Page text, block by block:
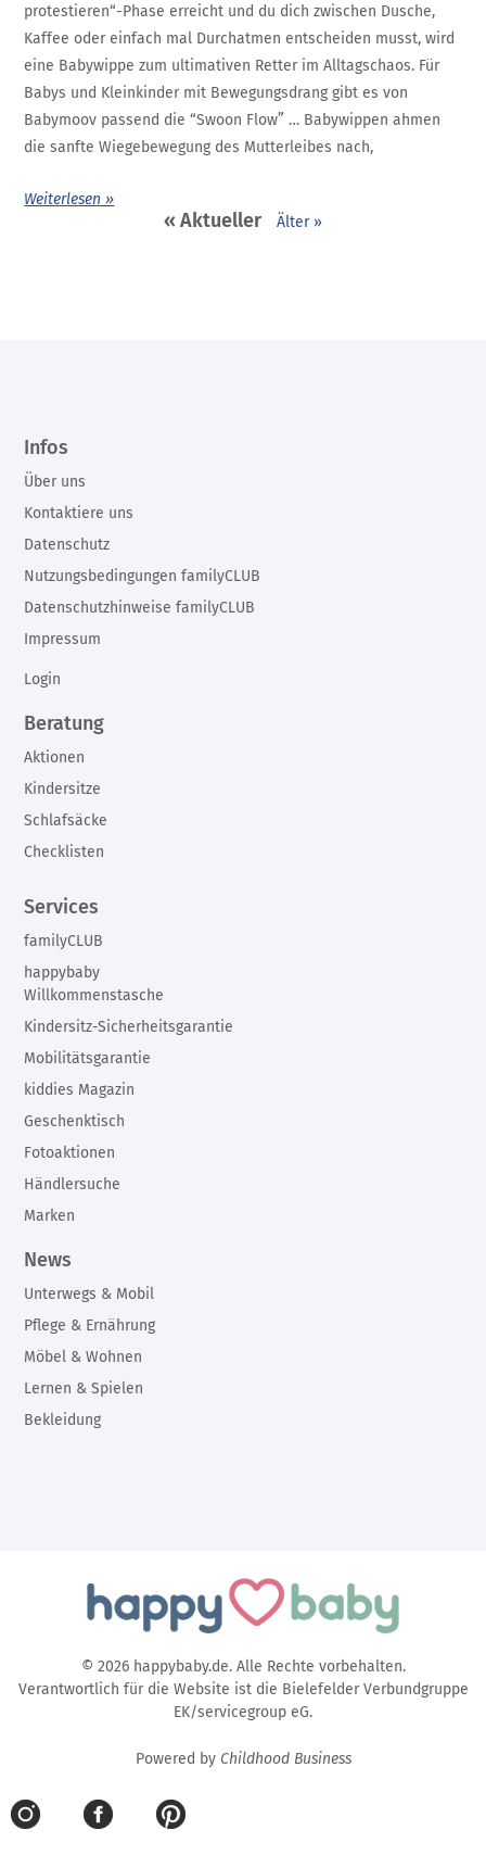
protestieren“-Phase erreicht und du dich zwischen Dusche,
Kaffee oder einfach mal Durchatmen entscheiden musst, wird
eine Babywippe zum ultimativen Retter im Alltagschaos. Für
Babys und Kleinkinder mit Bewegungsdrang gibt es von
Babymoov passend die “Swoon Flow” … Babywippen ahmen
die sanfte Wiegebewegung des Mutterleibes nach,
Weiterlesen »
« Aktueller Älter »
Beratung
Aktionen
Kindersitze
Schlafsäcke
Checklisten
Services
familyCLUB
happybaby
Willkommenstasche
Kindersitz-Sicherheitsgarantie
Mobilitätsgarantie
kiddies Magazin
Geschenktisch
Fotoaktionen
Händlersuche
Marken
News
Unterwegs & Mobil
Pflege & Ernährung
Möbel & Wohnen
Lernen & Spielen
Bekleidung
Infos
Über uns
Kontaktiere uns
Datenschutz
Nutzungsbedingungen familyCLUB
Datenschutzhinweise familyCLUB
Impressum
Login
© 2026 happybaby.de. Alle Rechte vorbehalten.
Verantwortlich für die Website ist die Bielefelder Verbundgruppe
EK/servicegroup eG.
Powered by Childhood Business